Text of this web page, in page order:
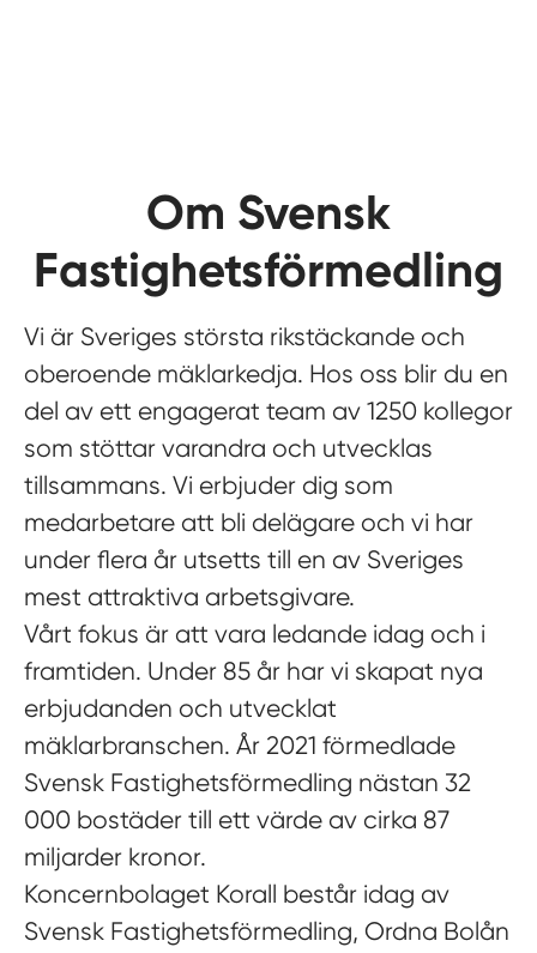
Om Svensk
Fastighetsförmedling
Vi är Sveriges största rikstäckande och
oberoende mäklarkedja. Hos oss blir du en
del av ett engagerat team av 1250 kollegor
som stöttar varandra och utvecklas
tillsammans. Vi erbjuder dig som
medarbetare att bli delägare och vi har
under flera år utsetts till en av Sveriges
mest attraktiva arbetsgivare.
Vårt fokus är att vara ledande idag och i
framtiden. Under 85 år har vi skapat nya
erbjudanden och utvecklat
mäklarbranschen. År 2021 förmedlade
Svensk Fastighetsförmedling nästan 32
000 bostäder till ett värde av cirka 87
miljarder kronor.
Koncernbolaget Korall består idag av
Svensk Fastighetsförmedling, Ordna Bolån